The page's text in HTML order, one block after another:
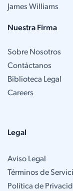
James Williams
Nuestra Firma
Sobre Nosotros
Contáctanos
Biblioteca Legal
Careers
Legal
Aviso Legal
Términos de
Política de